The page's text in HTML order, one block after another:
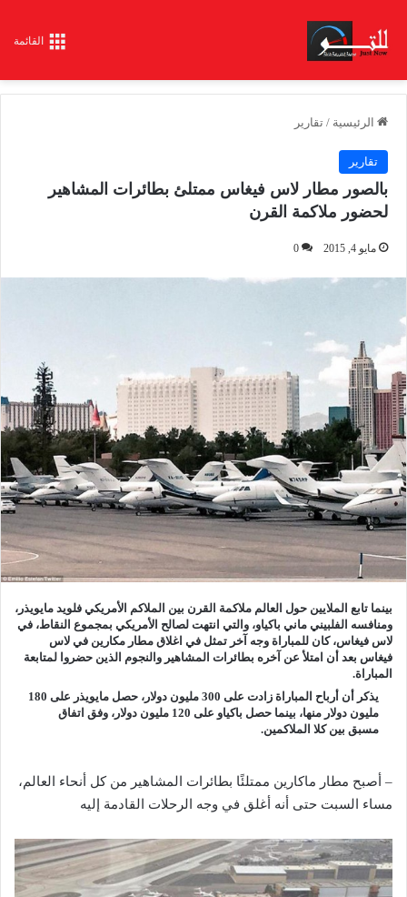
القائمة
الرئيسية / تقارير
تقارير
بالصور مطار لاس فيغاس ممتلئ بطائرات المشاهير
لحضور ملاكمة القرن
مايو 4, 2015 0
بينما تابع الملايين حول العالم ملاكمة القرن بين الملاكم الأمريكي فلويد مايويذر،
ومنافسه الفلبيني ماني باكياو، والتي انتهت لصالح الأمريكي بمجموع ‏النقاط، في
لاس فيغاس، كان للمباراة وجه آخر تمثل في اغلاق مطار مكارين في لاس
فيغاس بعد أن امتلأ عن آخره بطائرات المشاهير والنجوم الذين حضروا لمتابعة
المباراة.
يذكر أن أرباح المباراة زادت على 300 مليون دولار، حصل مايويذر على 180
مليون دولار منها، بينما حصل باكياو على 120 مليون دولار، وفق اتفاق
مسبق بين كلا الملاكمين.
– أصبح مطار ماكارين ممتلئًا بطائرات المشاهير من كل أنحاء العالم،
مساء السبت حتى أنه أغلق في وجه الرحلات القادمة إليه